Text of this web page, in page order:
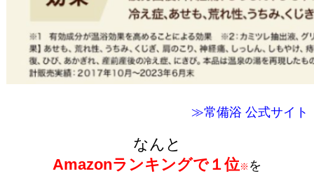
≫常備浴 公式サイト
なんと
Amazonランキングで１位 ※ を